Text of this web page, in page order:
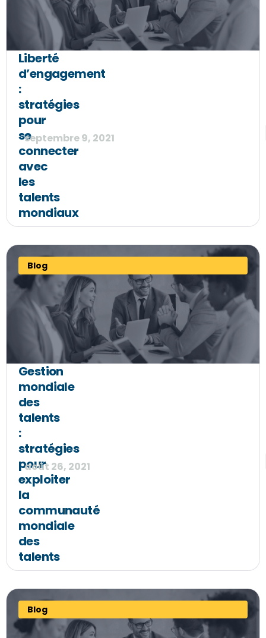
Liberté
d’engagement
:
stratégies
pour
se
connecter
avec
les
talents
mondiaux
septembre 9, 2021
Blog
Gestion
mondiale
des
talents
:
stratégies
pour
exploiter
la
communauté
mondiale
des
talents
août 26, 2021
Blog